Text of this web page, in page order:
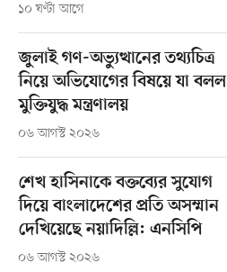
১০ ঘণ্টা আগে
জুলাই গণ-অভ্যুত্থানের তথ্যচিত্র
নিয়ে অভিযোগের বিষয়ে যা বলল
মুক্তিযুদ্ধ মন্ত্রণালয়
০৬ আগস্ট ২০২৬
শেখ হাসিনাকে বক্তব্যের সুযোগ
দিয়ে বাংলাদেশের প্রতি অসম্মান
দেখিয়েছে নয়াদিল্লি: এনসিপি
০৬ আগস্ট ২০২৬